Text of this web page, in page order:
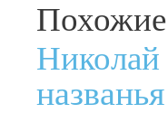
Похожие